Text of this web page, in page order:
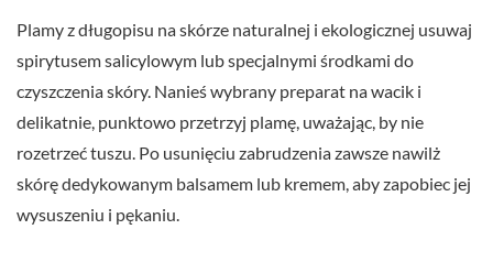
Plamy z długopisu na skórze naturalnej i ekologicznej usuwaj
spirytusem salicylowym lub specjalnymi środkami do
czyszczenia skóry. Nanieś wybrany preparat na wacik i
delikatnie, punktowo przetrzyj plamę, uważając, by nie
rozetrzeć tuszu. Po usunięciu zabrudzenia zawsze nawilż
skórę dedykowanym balsamem lub kremem, aby zapobiec jej
wysuszeniu i pękaniu.